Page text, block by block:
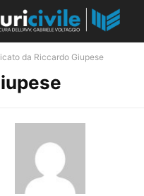
da Riccardo Giupese